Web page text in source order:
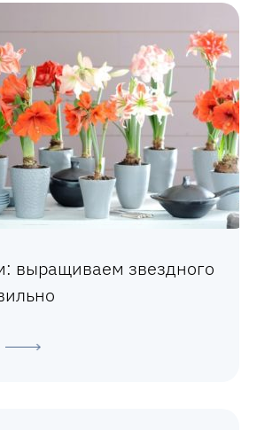
выращиваем звездного